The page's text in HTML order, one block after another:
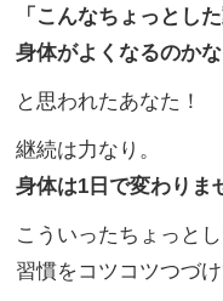
「こんなちょっとし
身体がよくなるのか
と思われたあなた！
継続は力なり。
身体は1日で変わりま
こういったちょっと
習慣をコツコツつづ